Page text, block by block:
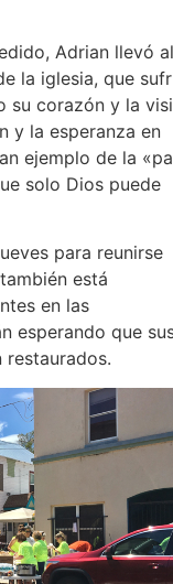
Adrian llevó al
la iglesia, que
su corazón y la
y la esperanza en
ejemplo de la
solo Dios puede
para reunirse
está
en las
esperando que
restaurados.